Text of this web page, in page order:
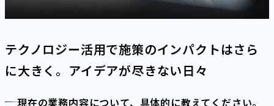
テクノロジー活用で施策のインパクトはさら
に大きく。アイデアが尽きない日々
現在の業務内容について、具体的に教えてください。